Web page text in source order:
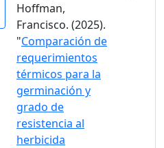
Hoffman,
Francisco. (2025).
"Comparación de
requerimientos
térmicos para la
germinación y
grado de
resistencia al
herbicida